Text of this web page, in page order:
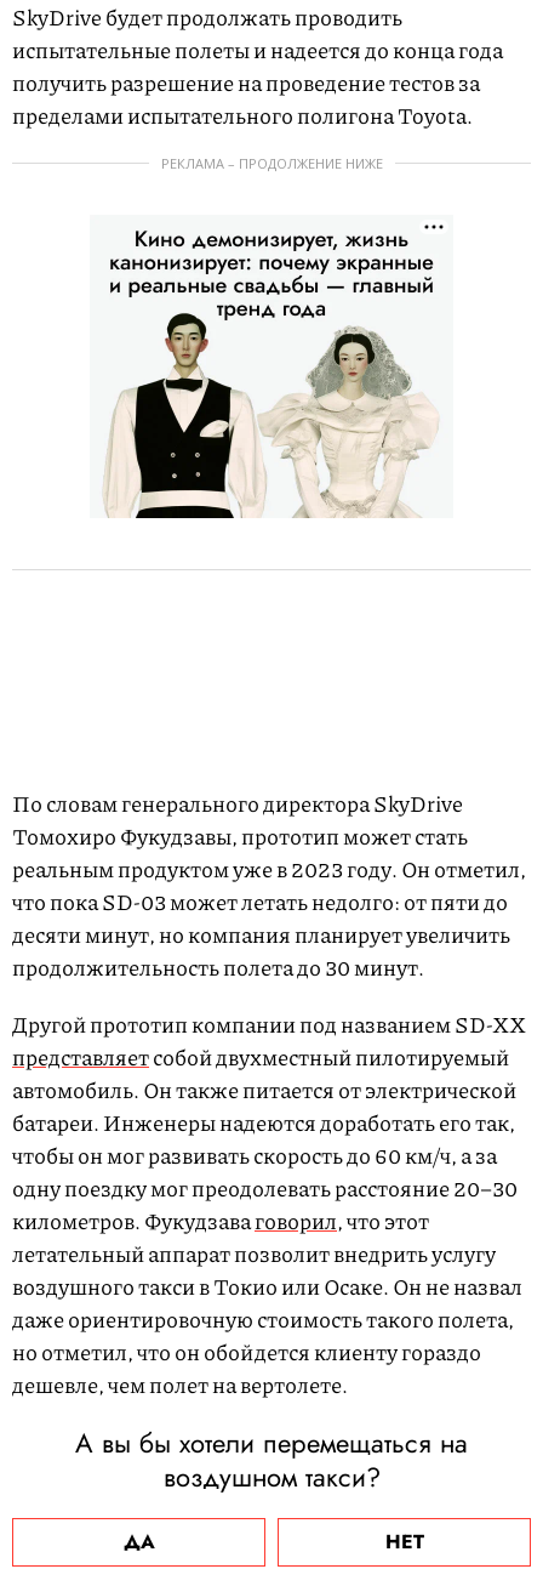
SkyDrive будет продолжать проводить
испытательные полеты и надеется до конца года
получить разрешение на проведение тестов за
пределами испытательного полигона Toyota.
РЕКЛАМА – ПРОДОЛЖЕНИЕ НИЖЕ
По словам генерального директора SkyDrive
Томохиро Фукудзавы, прототип может стать
реальным продуктом уже в 2023 году. Он отметил,
что пока SD-03 может летать недолго: от пяти до
десяти минут, но компания планирует увеличить
продолжительность полета до 30 минут.
Другой прототип компании под названием SD-XX
представляетсобой двухместный пилотируемый
автомобиль. Он также питается от электрической
батареи. Инженеры надеются доработать его так,
чтобы он мог развивать скорость до 60 км/ч, а за
одну поездку мог преодолевать расстояние 20–30
километров. Фукудзаваговорил, что этот
летательный аппарат позволит внедрить услугу
воздушного такси в Токио или Осаке. Он не назвал
даже ориентировочную стоимость такого полета,
но отметил, что он обойдется клиенту гораздо
дешевле, чем полет на вертолете.
А вы бы хотели перемещаться на
воздушном такси?
ДА НЕТ